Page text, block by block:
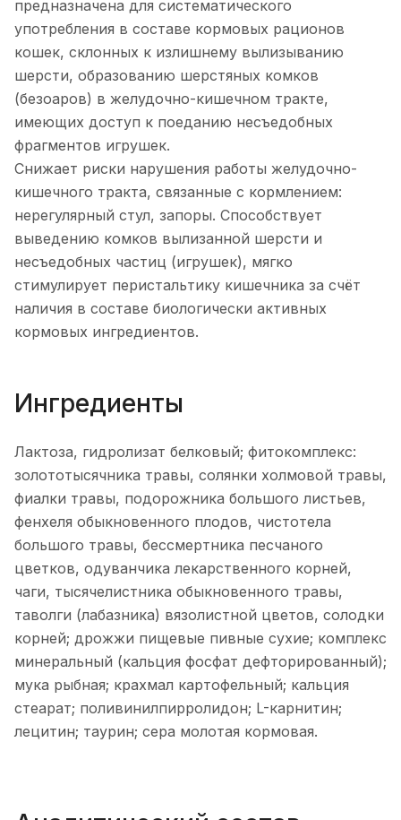
предназначена для систематического
употребления в составе кормовых рационов
кошек, склонных к излишнему вылизыванию
шерсти, образованию шерстяных комков
(безоаров) в желудочно-кишечном тракте,
имеющих доступ к поеданию несъедобных
фрагментов игрушек.
Снижает риски нарушения работы желудочно-
кишечного тракта, связанные с кормлением:
нерегулярный стул, запоры. Способствует
выведению комков вылизанной шерсти и
несъедобных частиц (игрушек), мягко
стимулирует перистальтику кишечника за счёт
наличия в составе биологически активных
кормовых ингредиентов.
Ингредиенты
Лактоза, гидролизат белковый; фитокомплекс:
золототысячника травы, солянки холмовой травы,
фиалки травы, подорожника большого листьев,
фенхеля обыкновенного плодов, чистотела
большого травы, бессмертника песчаного
цветков, одуванчика лекарственного корней,
чаги, тысячелистника обыкновенного травы,
таволги (лабазника) вязолистной цветов, солодки
корней; дрожжи пищевые пивные сухие; комплекс
минеральный (кальция фосфат дефторированный);
мука рыбная; крахмал картофельный; кальция
стеарат; поливинилпирролидон; L-карнитин;
лецитин; таурин; сера молотая кормовая.